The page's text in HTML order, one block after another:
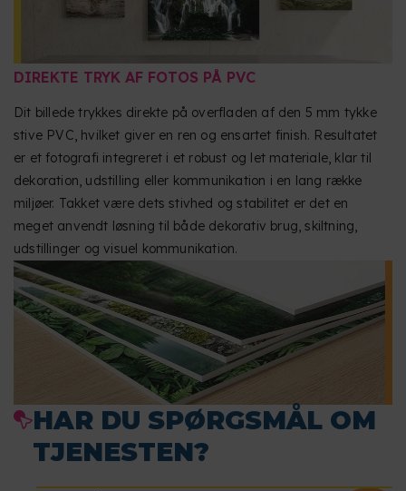
DIREKTE TRYK AF FOTOS PÅ PVC
Dit billede trykkes direkte på overfladen af den 5 mm tykke
stive PVC, hvilket giver en ren og ensartet finish. Resultatet
er et fotografi integreret i et robust og let materiale, klar til
dekoration, udstilling eller kommunikation i en lang række
miljøer. Takket være dets stivhed og stabilitet er det en
meget anvendt løsning til både dekorativ brug, skiltning,
udstillinger og visuel kommunikation.
HAR DU SPØRGSMÅL OM
TJENESTEN?